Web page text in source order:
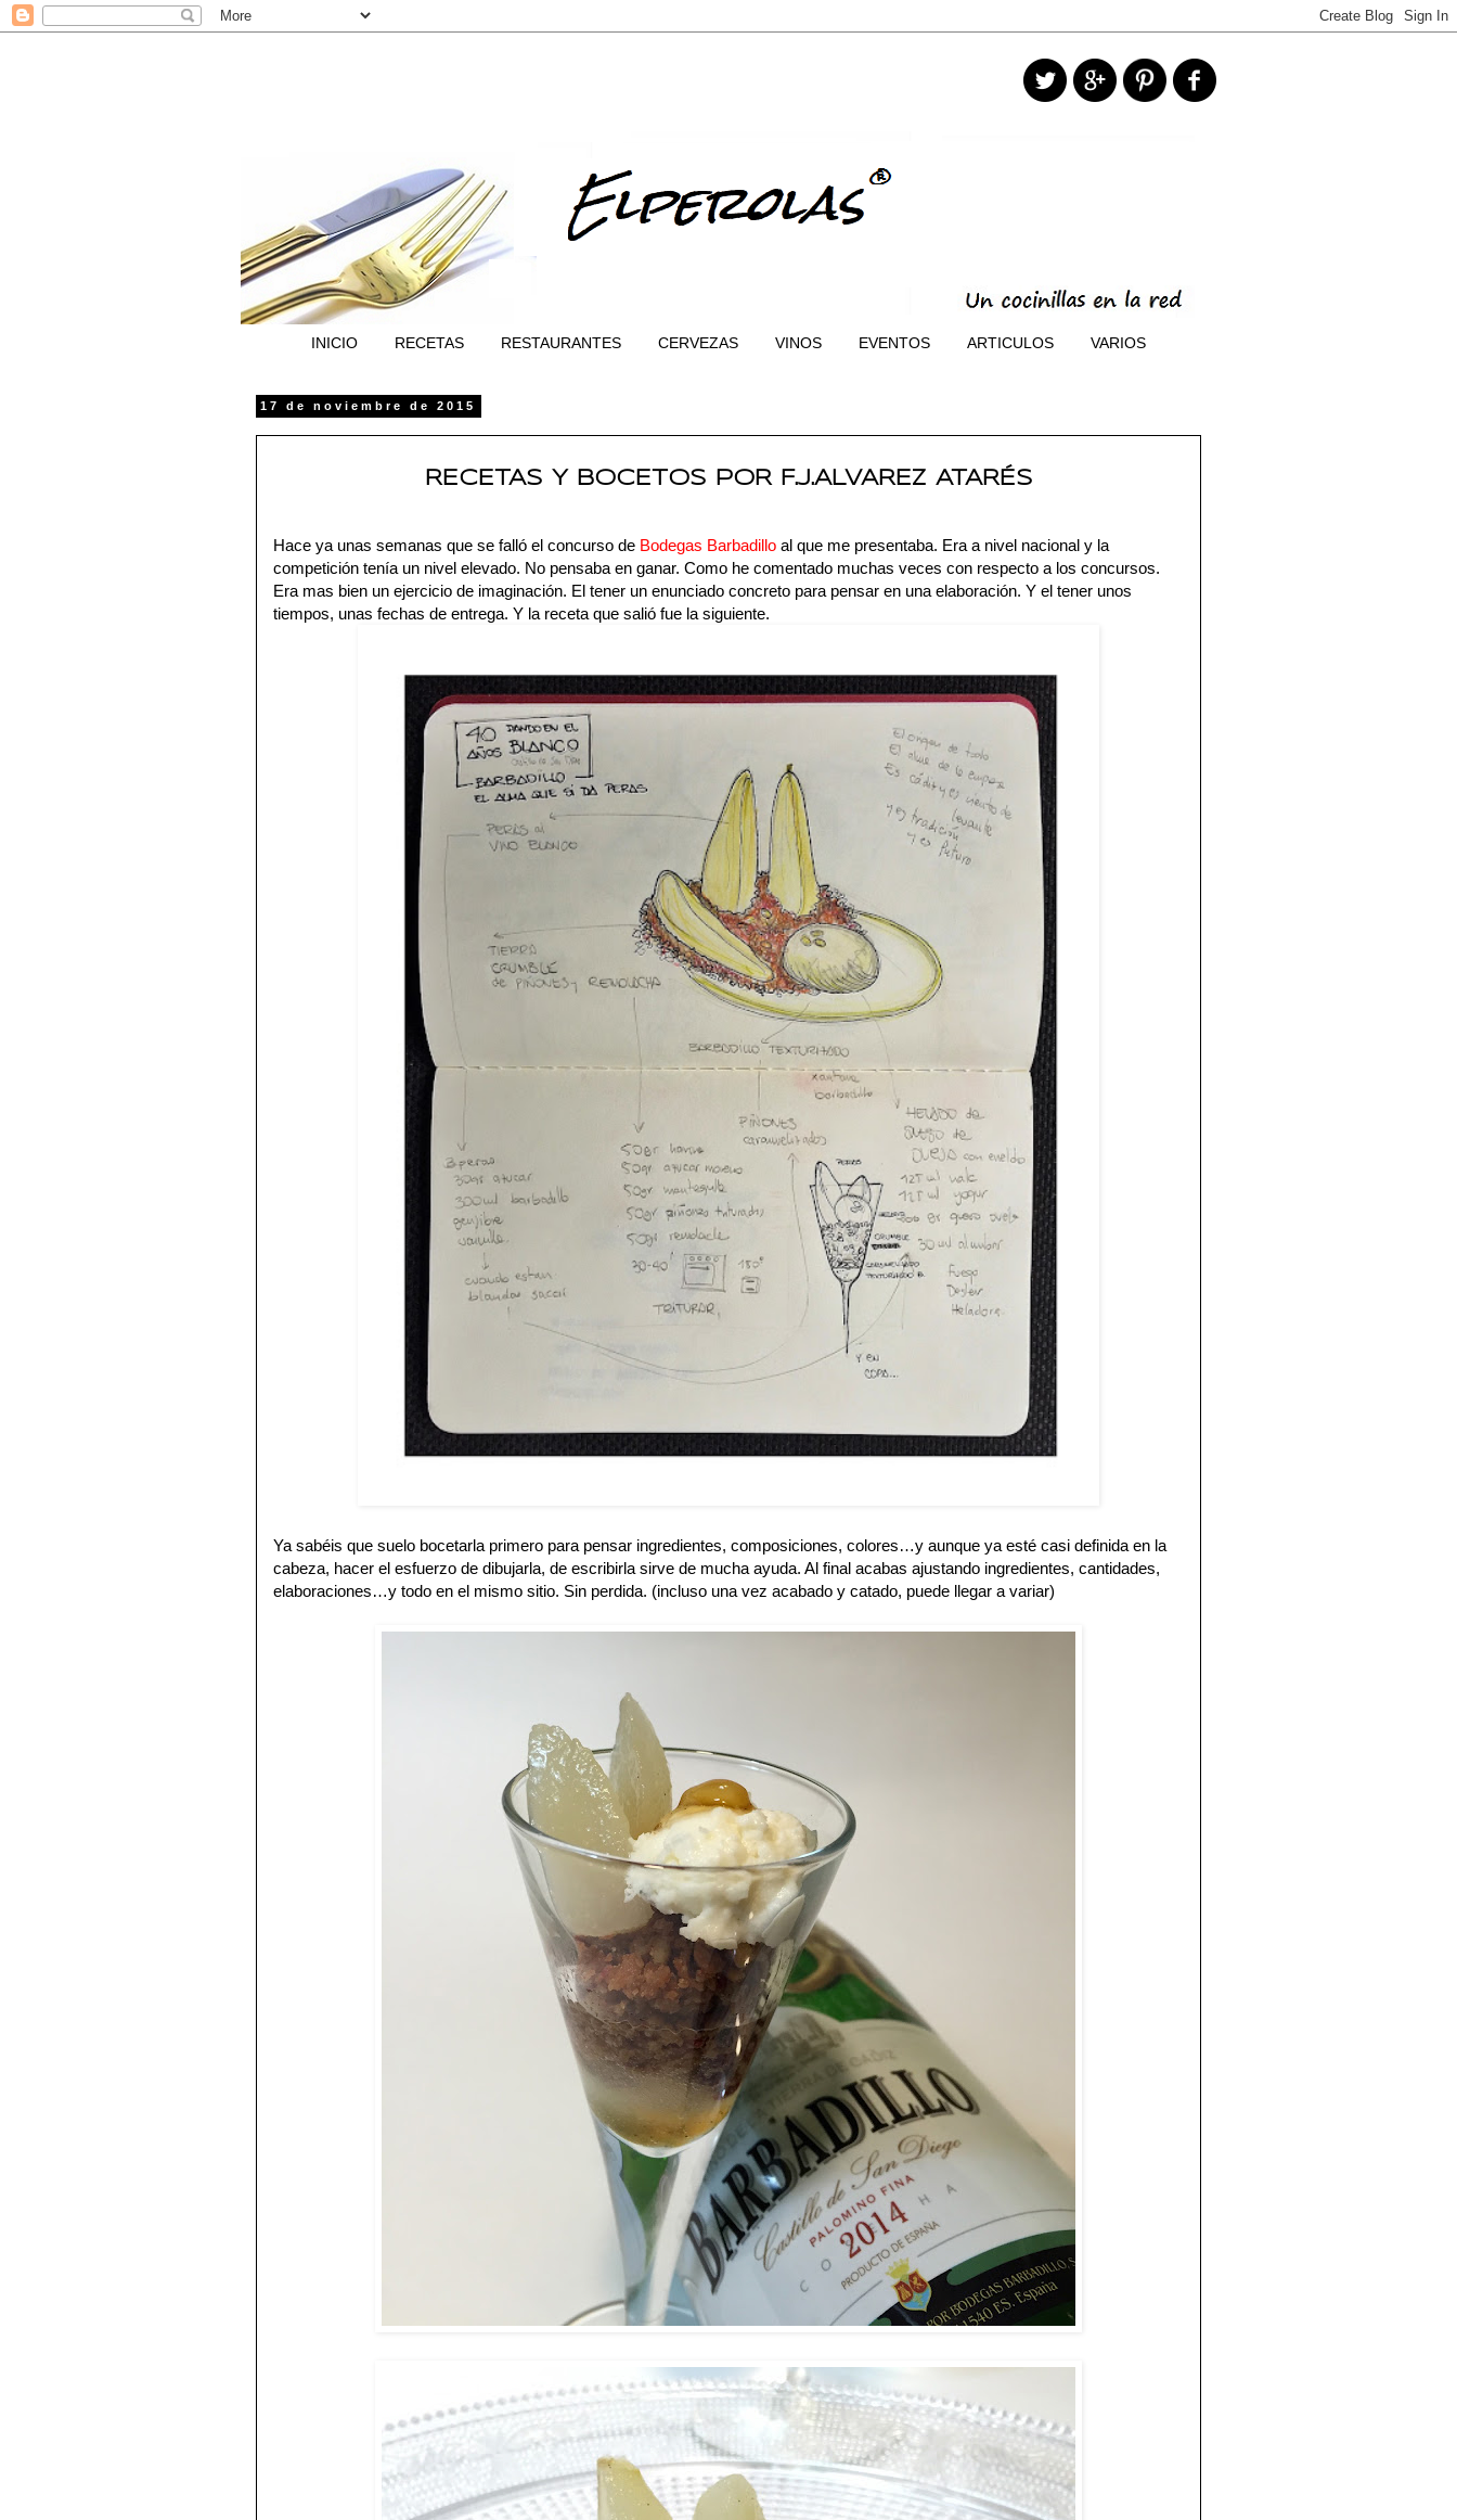
INICIO RECETAS RESTAURANTES CERVEZAS VINOS EVENTOS ARTICULOS VARIOS
17 de noviembre de 2015
RECETAS Y BOCETOS POR F.J.ALVAREZ ATARÉS
Hace ya unas semanas que se falló el concurso de Bodegas Barbadillo al que me presentaba. Era a nivel nacional y la
competición tenía un nivel elevado. No pensaba en ganar. Como he comentado muchas veces con respecto a los concursos.
Era mas bien un ejercicio de imaginación. El tener un enunciado concreto para pensar en una elaboración. Y el tener unos
tiempos, unas fechas de entrega. Y la receta que salió fue la siguiente.
Ya sabéis que suelo bocetarla primero para pensar ingredientes, composiciones, colores…y aunque ya esté casi definida en la
cabeza, hacer el esfuerzo de dibujarla, de escribirla sirve de mucha ayuda. Al final acabas ajustando ingredientes, cantidades,
elaboraciones…y todo en el mismo sitio. Sin perdida. (incluso una vez acabado y catado, puede llegar a variar)